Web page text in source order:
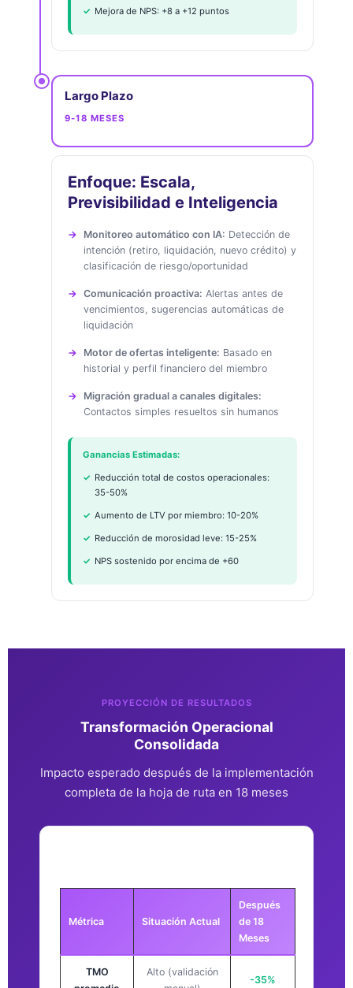
Mejora de NPS: +8 a +12 puntos
Largo Plazo
9-18 MESES
Enfoque: Escala,
Previsibilidad e Inteligencia
Monitoreo automático con IA: Detección de
intención (retiro, liquidación, nuevo crédito) y
clasificación de riesgo/oportunidad
Comunicación proactiva: Alertas antes de
vencimientos, sugerencias automáticas de
liquidación
Motor de ofertas inteligente: Basado en
historial y perfil financiero del miembro
Migración gradual a canales digitales:
Contactos simples resueltos sin humanos
Ganancias Estimadas:
Reducción total de costos operacionales:
35-50%
Aumento de LTV por miembro: 10-20%
Reducción de morosidad leve: 15-25%
NPS sostenido por encima de +60
PROYECCIÓN DE RESULTADOS
Transformación Operacional
Consolidada
Impacto esperado después de la implementación
completa de la hoja de ruta en 18 meses
Métrica Situación Actual
Después
de 18
Meses
TMO
Alto (validación
-35%